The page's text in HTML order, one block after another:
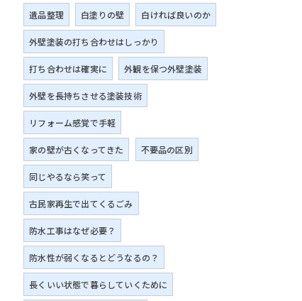
遺品整理 白塗りの壁 白ければ良いのか
外壁塗装の打ち合わせはしっかり
打ち合わせは確実に 外観を保つ外壁塗装
外壁を長持ちさせる塗装技術
リフォーム感覚で手軽
家の壁が古くなってきた 不要品の区別
同じやるなら笑って
古民家再生で出てくるごみ
防水工事はなぜ必要？
防水性が弱くなるとどうなるの？
長くいい状態で暮らしていくために